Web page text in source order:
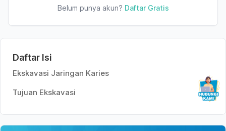
Belum punya akun? Daftar Gratis
Daftar Isi
Ekskavasi Jaringan Karies
Tujuan Ekskavasi